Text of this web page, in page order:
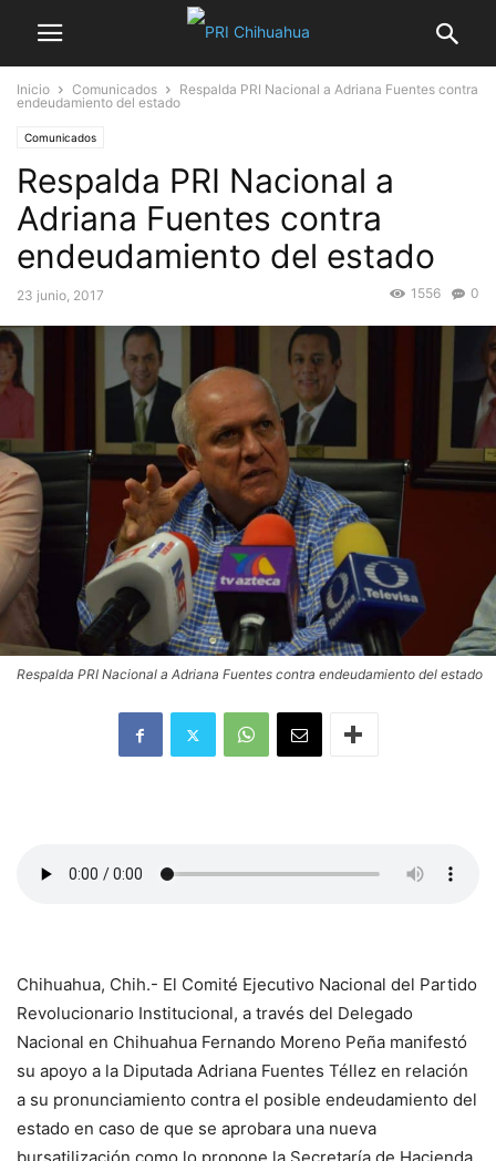
Inicio Comunicados
Respalda PRI Nacional a Adriana Fuentes contra
endeudamiento del estado
Comunicados
Respalda PRI Nacional a
Adriana Fuentes contra
endeudamiento del estado
23 junio, 2017 0
1556
Respalda PRI Nacional a Adriana Fuentes contra endeudamiento del estado
Chihuahua, Chih.- El Comité Ejecutivo Nacional del Partido
Revolucionario Institucional, a través del Delegado
Nacional en Chihuahua Fernando Moreno Peña manifestó
su apoyo a la Diputada Adriana Fuentes Téllez en relación
a su pronunciamiento contra el posible endeudamiento del
estado en caso de que se aprobara una nueva